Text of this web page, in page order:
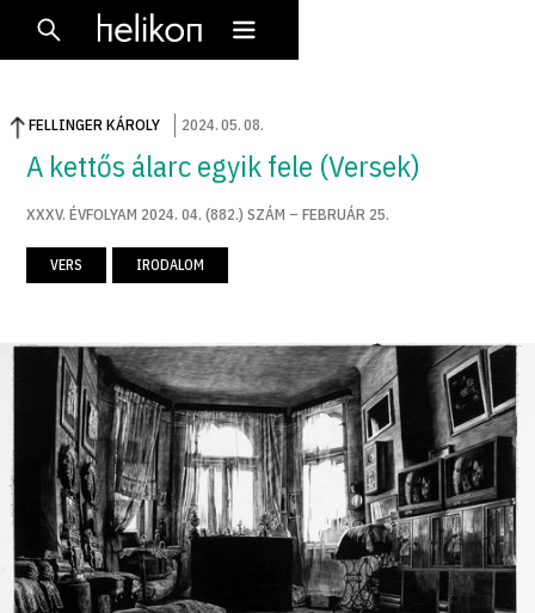
FELLINGER KÁROLY 2024.05.08.
A kettős álarc egyik fele (Versek)
XXXV. ÉVFOLYAM 2024. 04. (882.) SZÁM – FEBRUÁR 25.
VERS IRODALOM